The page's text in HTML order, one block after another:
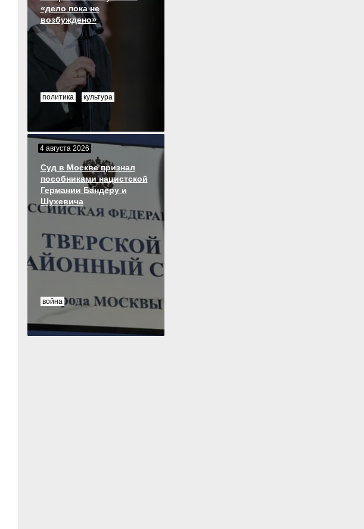
«дело пока не
возбуждено»
политика культура
4 августа 2026
Суд в Москве признал
пособниками нацистской
Германии Бандеру и
Шухевича
война